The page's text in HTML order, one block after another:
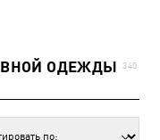
ОДЕЖДЫ 340